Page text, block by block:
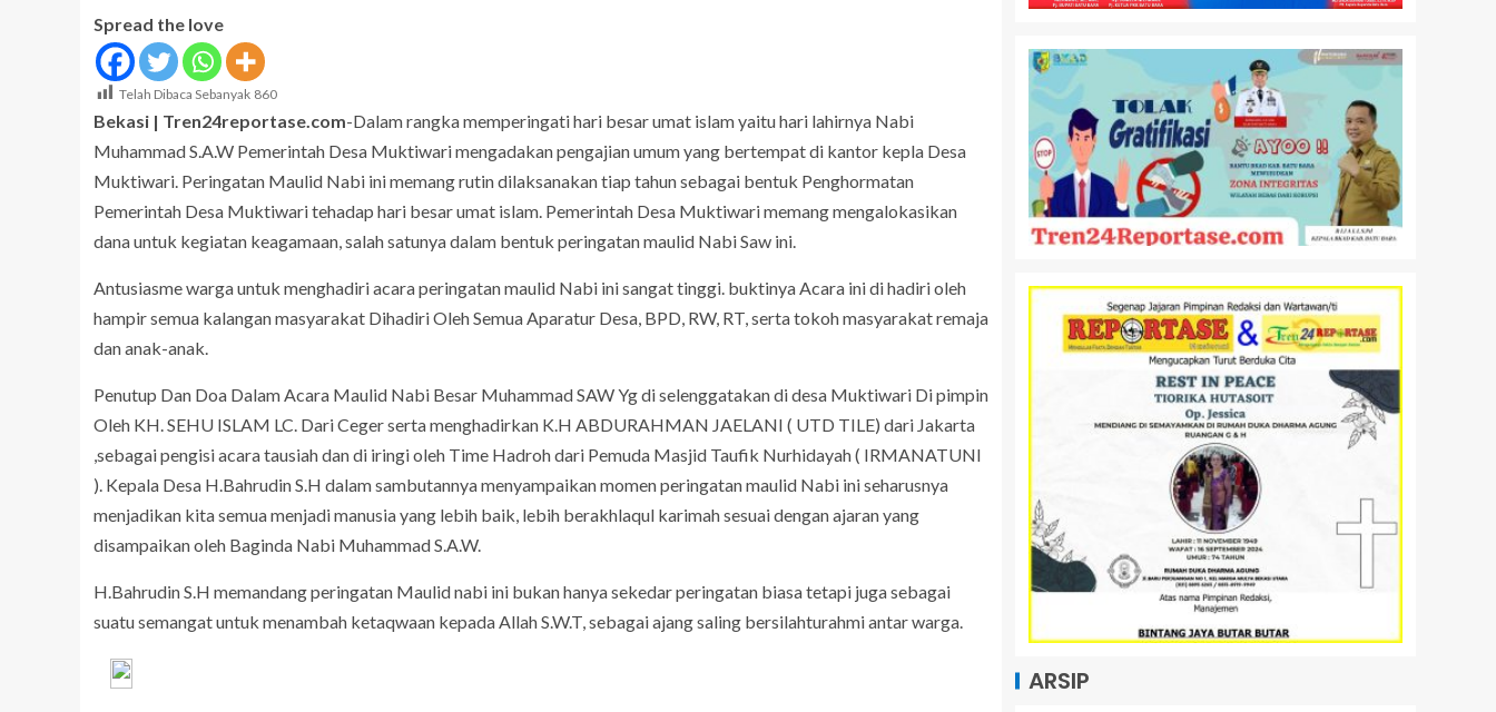
Spread the love
Telah Dibaca Sebanyak 860
Bekasi | Tren24reportase.com-Dalam rangka memperingati hari besar umat islam yaitu hari lahirnya Nabi
Muhammad S.A.W Pemerintah Desa Muktiwari mengadakan pengajian umum yang bertempat di kantor kepla Desa
Muktiwari. Peringatan Maulid Nabi ini memang rutin dilaksanakan tiap tahun sebagai bentuk Penghormatan
Pemerintah Desa Muktiwari tehadap hari besar umat islam. Pemerintah Desa Muktiwari memang mengalokasikan
dana untuk kegiatan keagamaan, salah satunya dalam bentuk peringatan maulid Nabi Saw ini.
Antusiasme warga untuk menghadiri acara peringatan maulid Nabi ini sangat tinggi. buktinya Acara ini di hadiri oleh
hampir semua kalangan masyarakat Dihadiri Oleh Semua Aparatur Desa, BPD, RW, RT, serta tokoh masyarakat remaja
dan anak-anak.
Penutup Dan Doa Dalam Acara Maulid Nabi Besar Muhammad SAW Yg di selenggatakan di desa Muktiwari Di pimpin
Oleh KH. SEHU ISLAM LC. Dari Ceger serta menghadirkan K.H ABDURAHMAN JAELANI ( UTD TILE) dari Jakarta
,sebagai pengisi acara tausiah dan di iringi oleh Time Hadroh dari Pemuda Masjid Taufik Nurhidayah ( IRMANATUNI
). Kepala Desa H.Bahrudin S.H dalam sambutannya menyampaikan momen peringatan maulid Nabi ini seharusnya
menjadikan kita semua menjadi manusia yang lebih baik, lebih berakhlaqul karimah sesuai dengan ajaran yang
disampaikan oleh Baginda Nabi Muhammad S.A.W.
H.Bahrudin S.H memandang peringatan Maulid nabi ini bukan hanya sekedar peringatan biasa tetapi juga sebagai
suatu semangat untuk menambah ketaqwaan kepada Allah S.W.T, sebagai ajang saling bersilahturahmi antar warga.
ARSIP